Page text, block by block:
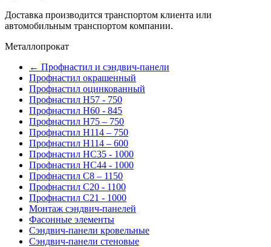
Доставка производится транспортом клиента или
автомобильным транспортом компании.
Металлопрокат
← Профнастил и сэндвич-панели
Профнастил окрашенный
Профнастил оцинкованный
Профнастил Н57 - 750
Профнастил Н60 - 845
Профнастил Н75 – 750
Профнастил Н114 – 750
Профнастил Н114 – 600
Профнастил НС35 - 1000
Профнастил НС44 - 1000
Профнастил С8 – 1150
Профнастил С20 - 1100
Профнастил С21 - 1000
Монтаж сэндвич-панелей
Фасонные элементы
Сэндвич-панели кровельные
Сэндвич-панели стеновые